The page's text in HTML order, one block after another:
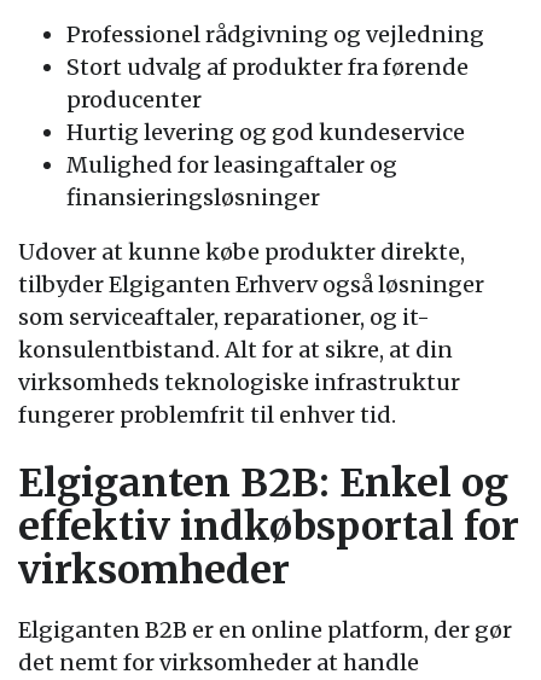
Professionel rådgivning og vejledning
Stort udvalg af produkter fra førende
producenter
Hurtig levering og god kundeservice
Mulighed for leasingaftaler og
finansieringsløsninger
Udover at kunne købe produkter direkte,
tilbyder Elgiganten Erhverv også løsninger
som serviceaftaler, reparationer, og it-
konsulentbistand. Alt for at sikre, at din
virksomheds teknologiske infrastruktur
fungerer problemfrit til enhver tid.
Elgiganten B2B: Enkel og
effektiv indkøbsportal for
virksomheder
Elgiganten B2B er en online platform, der gør
det nemt for virksomheder at handle